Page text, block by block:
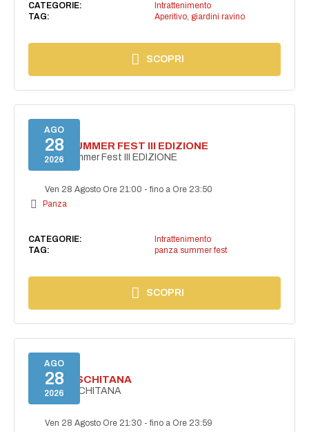
CATEGORIE:
Intrattenimento
TAG:
Aperitivo, giardini ravino
SCOPRI
AGO
28
2026
PANZA SUMMER FEST III EDIZIONE
PANZA Summer Fest III EDIZIONE
Ven 28 Agosto Ore 21:00 -fino a Ore 23:50
Panza
CATEGORIE:
Intrattenimento
TAG:
panza summer fest
SCOPRI
AGO
28
2026
ESTATE ISCHITANA
ESTATE ISCHITANA
Ven 28 Agosto Ore 21:30 -fino a Ore 23:59